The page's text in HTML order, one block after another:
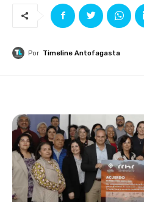
Por Timeline Antofagasta